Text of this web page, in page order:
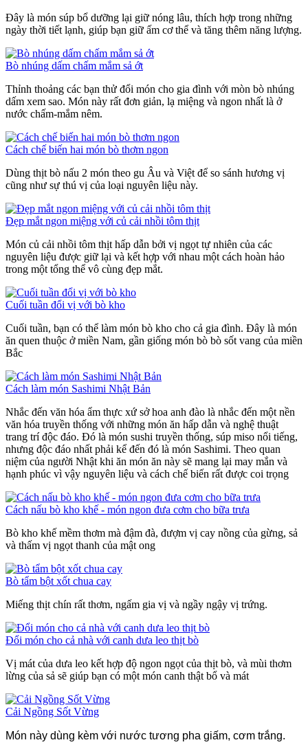
Đây là món súp bổ dưỡng lại giữ nóng lâu, thích hợp trong những
ngày thời tiết lạnh, giúp bạn giữ ấm cơ thể và tăng thêm năng lượng.
Bò nhúng dấm chấm mắm sả ớt
Thỉnh thoảng các bạn thử đổi món cho gia đình với mòn bò nhúng
dấm xem sao. Món này rất đơn giản, lạ miệng và ngon nhất là ở
nước chấm-mắm nêm.
Cách chế biến hai món bò thơm ngon
Dùng thịt bò nấu 2 món theo gu Âu và Việt để so sánh hương vị
cũng như sự thú vị của loại nguyên liệu này.
Đẹp mắt ngon miệng với củ cải nhồi tôm thịt
Món củ cải nhồi tôm thịt hấp dẫn bởi vị ngọt tự nhiên của các
nguyên liệu được giữ lại và kết hợp với nhau một cách hoàn hảo
trong một tổng thể vô cùng đẹp mắt.
Cuối tuần đổi vị với bò kho
Cuối tuần, bạn có thể làm món bò kho cho cả gia đình. Đây là món
ăn quen thuộc ở miền Nam, gần giống món bò bò sốt vang của miền
Bắc
Cách làm món Sashimi Nhật Bản
Nhắc đến văn hóa ẩm thực xứ sở hoa anh đào là nhắc đến một nền
văn hóa truyền thống với những món ăn hấp dẫn và nghệ thuật
trang trí độc đáo. Đó là món sushi truyền thống, súp miso nổi tiếng,
nhưng độc đáo nhất phải kể đến đó là món Sashimi. Theo quan
niệm của người Nhật khi ăn món ăn này sẽ mang lại may mắn và
hạnh phúc vì vậy nguyên liệu và cách chế biến rất được coi trọng
Cách nấu bò kho khế - món ngon đưa cơm cho bữa trưa
Bò kho khế mềm thơm mà đậm đà, đượm vị cay nồng của gừng, sả
và thấm vị ngọt thanh của mật ong
Bò tẩm bột xốt chua cay
Miếng thịt chín rất thơm, ngấm gia vị và ngầy ngậy vị trứng.
Đổi món cho cả nhà với canh dưa leo thịt bò
Vị mát của dưa leo kết hợp độ ngon ngọt của thịt bò, và mùi thơm
lừng của sả sẽ giúp bạn có một món canh thật bổ và mát
Cải Ngồng Sốt Vừng
Món này dùng kèm với nước tương pha giấm, cơm trắng.